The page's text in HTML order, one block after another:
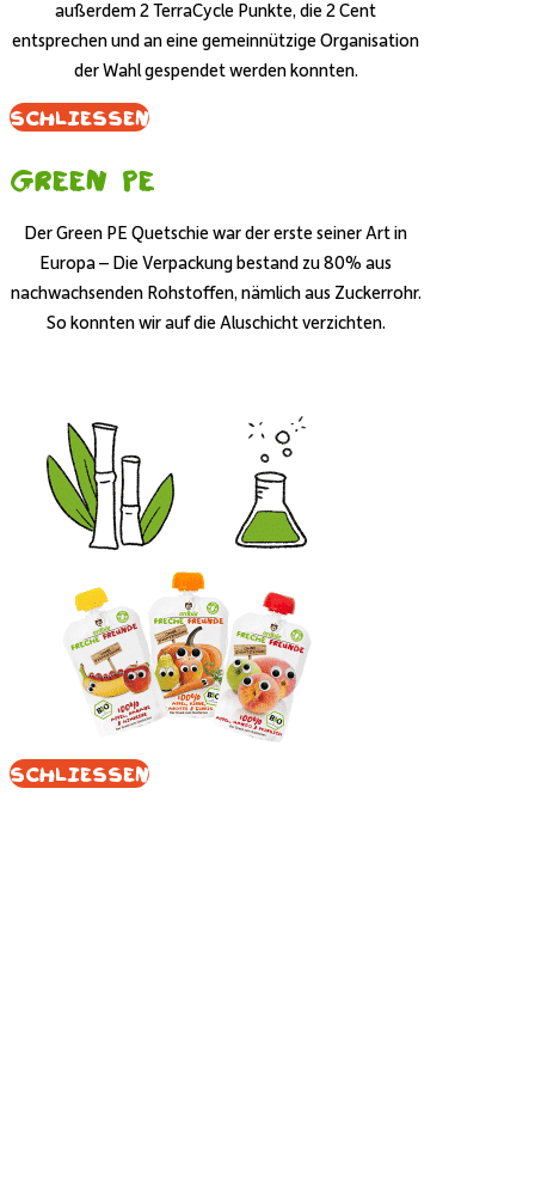
außerdem 2 TerraCycle Punkte, die 2 Cent
entsprechen und an eine gemeinnützige Organisation
der Wahl gespendet werden konnten.
Schliessen
Green PE
Der Green PE Quetschie war der erste seiner Art in
Europa – Die Verpackung bestand zu 80% aus
nachwachsenden Rohstoffen, nämlich aus Zuckerrohr.
So konnten wir auf die Aluschicht verzichten.
Schliessen